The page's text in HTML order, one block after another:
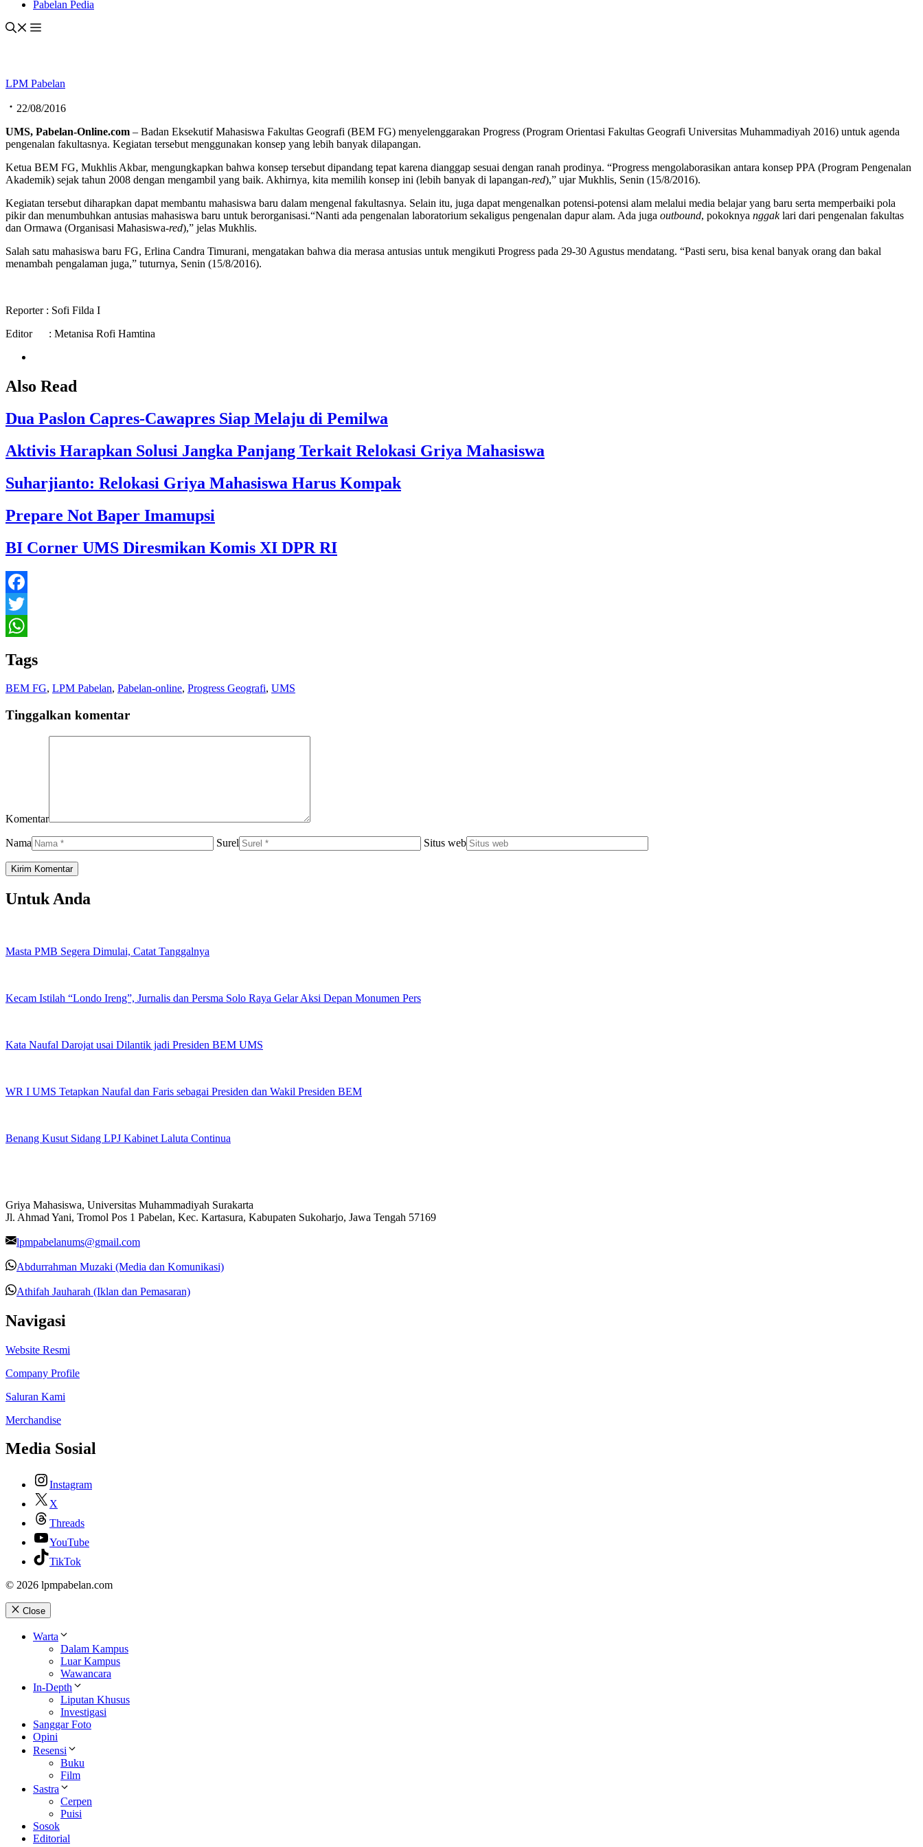
Pabelan Pedia
LPM Pabelan
22/08/2016
UMS, Pabelan-Online.com – Badan Eksekutif Mahasiswa Fakultas Geografi (BEM FG) menyelenggarakan Progress (Program Orientasi Fakultas Geografi Universitas Muhammadiyah 2016) untuk agenda
pengenalan fakultasnya. Kegiatan tersebut menggunakan konsep yang lebih banyak dilapangan.
Ketua BEM FG, Mukhlis Akbar, mengungkapkan bahwa konsep tersebut dipandang tepat karena dianggap sesuai dengan ranah prodinya. “Progress mengolaborasikan antara konsep PPA (Program Pengenalan
Akademik) sejak tahun 2008 dengan mengambil yang baik. Akhirnya, kita memilih konsep ini (lebih banyak di lapangan-red),” ujar Mukhlis, Senin (15/8/2016).
Kegiatan tersebut diharapkan dapat membantu mahasiswa baru dalam mengenal fakultasnya. Selain itu, juga dapat mengenalkan potensi-potensi alam melalui media belajar yang baru serta memperbaiki pola
pikir dan menumbuhkan antusias mahasiswa baru untuk berorganisasi.“Nanti ada pengenalan laboratorium sekaligus pengenalan dapur alam. Ada juga outbound, pokoknya nggaklari dari pengenalan fakultas
dan Ormawa (Organisasi Mahasiswa-red),” jelas Mukhlis.
Salah satu mahasiswa baru FG, Erlina Candra Timurani, mengatakan bahwa dia merasa antusias untuk mengikuti Progress pada 29-30 Agustus mendatang. “Pasti seru, bisa kenal banyak orang dan bakal
menambah pengalaman juga,” tuturnya, Senin (15/8/2016).
Reporter : Sofi Filda I
Editor : Metanisa Rofi Hamtina
Also Read
Dua Paslon Capres-Cawapres Siap Melaju di Pemilwa
Aktivis Harapkan Solusi Jangka Panjang Terkait Relokasi Griya Mahasiswa
Suharjianto: Relokasi Griya Mahasiswa Harus Kompak
Prepare Not Baper Imamupsi
BI Corner UMS Diresmikan Komis XI DPR RI
Facebook
Twitter
Tags
BEM FG, LPM Pabelan, Pabelan-online, Progress Geografi, UMS
Tinggalkan komentar
Komentar
Nama Surel Situs web
Untuk Anda
Masta PMB Segera Dimulai, Catat Tanggalnya
Kecam Istilah “Londo Ireng”, Jurnalis dan Persma Solo Raya Gelar Aksi Depan Monumen Pers
Kata Naufal Darojat usai Dilantik jadi Presiden BEM UMS
WR I UMS Tetapkan Naufal dan Faris sebagai Presiden dan Wakil Presiden BEM
Benang Kusut Sidang LPJ Kabinet Laluta Continua
Griya Mahasiswa, Universitas Muhammadiyah Surakarta
Jl. Ahmad Yani, Tromol Pos 1 Pabelan, Kec. Kartasura, Kabupaten Sukoharjo, Jawa Tengah 57169
lpmpabelanums@gmail.com
Abdurrahman Muzaki (Media dan Komunikasi)
Athifah Jauharah (Iklan dan Pemasaran)
Navigasi
Website Resmi
Company Profile
Saluran Kami
Merchandise
Media Sosial
Instagram
X
Threads
YouTube
TikTok
© 2026 lpmpabelan.com
Close
Warta
Dalam Kampus
Luar Kampus
Wawancara
In-Depth
Liputan Khusus
Investigasi
Sanggar Foto
Opini
Resensi
Buku
Film
Sastra
Cerpen
Puisi
Sosok
Editorial